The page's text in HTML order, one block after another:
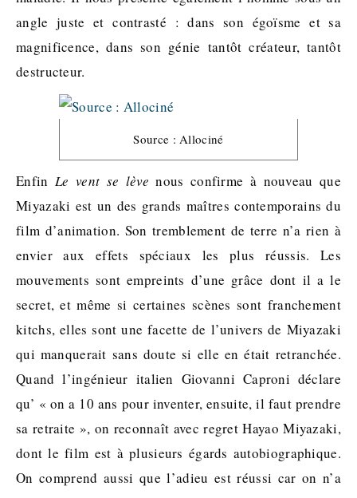
angle juste et contrasté : dans son égoïsme et sa
magnificence, dans son génie tantôt créateur, tantôt
destructeur.
Source : Allociné
Enfin Le vent se lève nous confirme à nouveau que
Miyazaki est un des grands maîtres contemporains du
film d’animation. Son tremblement de terre n’a rien à
envier aux effets spéciaux les plus réussis. Les
mouvements sont empreints d’une grâce dont il a le
secret, et même si certaines scènes sont franchement
kitchs, elles sont une facette de l’univers de Miyazaki
qui manquerait sans doute si elle en était retranchée.
Quand l’ingénieur italien Giovanni Caproni déclare
qu’ « on a 10 ans pour inventer, ensuite, il faut prendre
sa retraite », on reconnaît avec regret Hayao Miyazaki,
dont le film est à plusieurs égards autobiographique.
On comprend aussi que l’adieu est réussi car on n’a